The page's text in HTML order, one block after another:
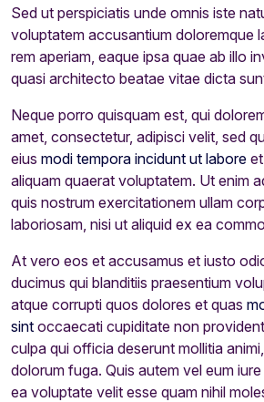
Sed ut perspiciatis unde omnis iste
voluptatem accusantium doloremque
rem aperiam, eaque ipsa quae ab illo
quasi architecto beatae vitae dicta
Neque porro quisquam est, qui
amet, consectetur, adipisci velit, sed
eius modi tempora incidunt ut labore
aliquam quaerat voluptatem. Ut enim
quis nostrum exercitationem ullam
laboriosam, nisi ut aliquid ex ea
At vero eos et accusamus et iusto
ducimus qui blanditiis praesentium
atque corrupti quos dolores et quas
sint occaecati cupiditate non
culpa qui officia deserunt mollitia
dolorum fuga. Quis autem vel eum
ea voluptate velit esse quam nihil